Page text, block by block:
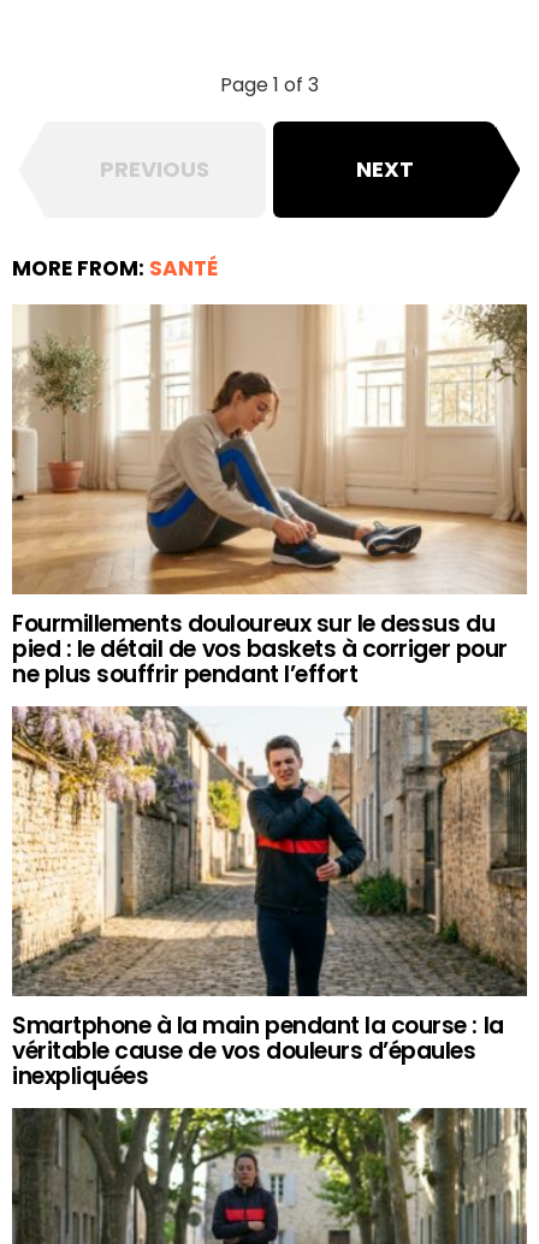
Page 1 of 3
PREVIOUS NEXT
MORE FROM: SANTÉ
Fourmillements douloureux sur le dessus du
pied : le détail de vos baskets à corriger pour
ne plus souffrir pendant l’effort
Smartphone à la main pendant la course : la
véritable cause de vos douleurs d’épaules
inexpliquées